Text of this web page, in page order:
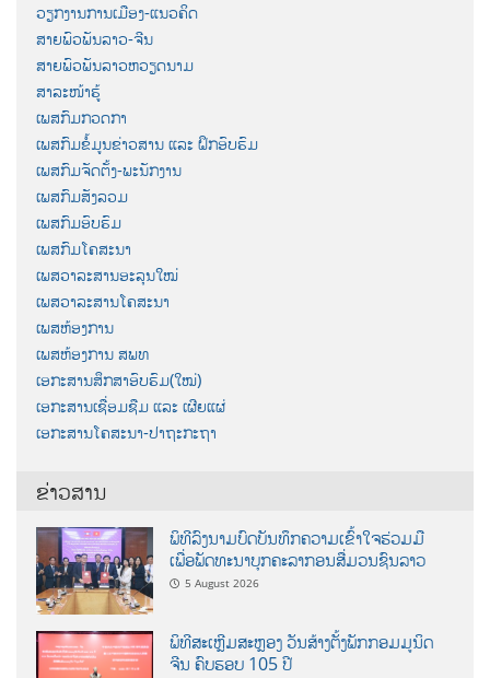
ວຽກງານການເມືອງ-ແນວຄິດ
ສາຍພົວພັນລາວ-ຈີນ
ສາຍພົວພັນລາວຫວຽດນາມ
ສາລະໜ້າຮູ້
ເພສກົມກວດກາ
ເພສກົມຂໍ້ມູນຂ່າວສານ ແລະ ຝຶກອົບຮົມ
ເພສກົມຈັດຕັ້ງ-ພະນັກງານ
ເພສກົມສັງລວມ
ເພສກົມອົບຮົມ
ເພສກົມໂຄສະນາ
ເພສວາລະສານອະລຸນໃໝ່
ເພສວາລະສານໂຄສະນາ
ເພສຫ້ອງການ
ເພສຫ້ອງການ ສພທ
ເອກະສານສຶກສາອົບຮົມ(ໃໝ່)
ເອກະສານເຊື່ອມຊືມ ແລະ ເຜີຍແຜ່
ເອກະສານໂຄສະນາ-ປາຖະກະຖາ
ຂ່າວສານ
ພິທີລົງນາມບົດບັນທຶກຄວາມເຂົ້າໃຈຮ່ວມມື
ເພື່ອພັດທະນາບຸກຄະລາກອນສື່ມວນຊົນລາວ
5 August 2026
ພິທີສະເຫຼີມສະຫຼອງ ວັນສ້າງຕັ້ງພັກກອມມູນິດ
ຈີນ ຄົບຮອບ 105 ປີ